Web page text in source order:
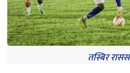
तस्बिर रासस